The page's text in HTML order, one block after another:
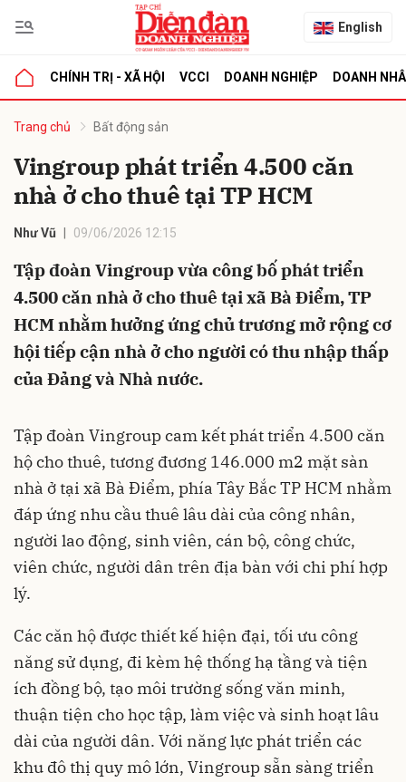
English
CHÍNH TRỊ - XÃ HỘI VCCI DOANH NGHIỆP DOANH
Trang chủ Bất động sản
Vingroup phát triển 4.500 căn
nhà ở cho thuê tại TP HCM
Như Vũ 09/06/2026 12:15
Tập đoàn Vingroup vừa công bố phát triển
4.500 căn nhà ở cho thuê tại xã Bà Điểm, TP
HCM nhằm hưởng ứng chủ trương mở rộng cơ
hội tiếp cận nhà ở cho người có thu nhập thấp
của Đảng và Nhà nước.
Tập đoàn Vingroup cam kết phát triển 4.500 căn
hộ cho thuê, tương đương 146.000 m2 mặt sàn
nhà ở tại xã Bà Điểm, phía Tây Bắc TP HCM nhằm
đáp ứng nhu cầu thuê lâu dài của công nhân,
người lao động, sinh viên, cán bộ, công chức,
viên chức, người dân trên địa bàn với chi phí hợp
lý.
Các căn hộ được thiết kế hiện đại, tối ưu công
năng sử dụng, đi kèm hệ thống hạ tầng và tiện
ích đồng bộ, tạo môi trường sống văn minh,
thuận tiện cho học tập, làm việc và sinh hoạt lâu
dài của người dân. Với năng lực phát triển các
khu đô thị quy mô lớn, Vingroup sẵn sàng triển
luận
Hủy